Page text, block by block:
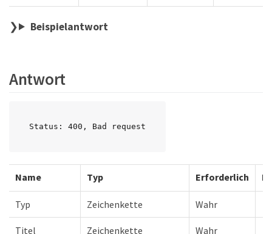
Beispielantwort
Antwort
Status: 400, Bad request
Name Typ Erforderlich
Typ Zeichenkette Wahr
Titel Zeichenkette Wahr